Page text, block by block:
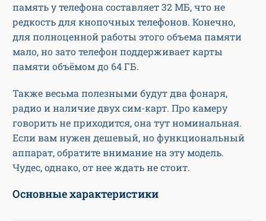
память у телефона составляет 32 МБ, что не
редкость для кнопочных телефонов. Конечно,
для полноценной работы этого объема памяти
мало, но зато телефон поддерживает карты
памяти объёмом до 64 ГБ.
Также весьма полезными будут два фонаря,
радио и наличие двух сим-карт. Про камеру
говорить не приходится, она тут номинальная.
Если вам нужен дешевый, но функциональный
аппарат, обратите внимание на эту модель.
Чудес, однако, от нее ждать не стоит.
Основные характеристики